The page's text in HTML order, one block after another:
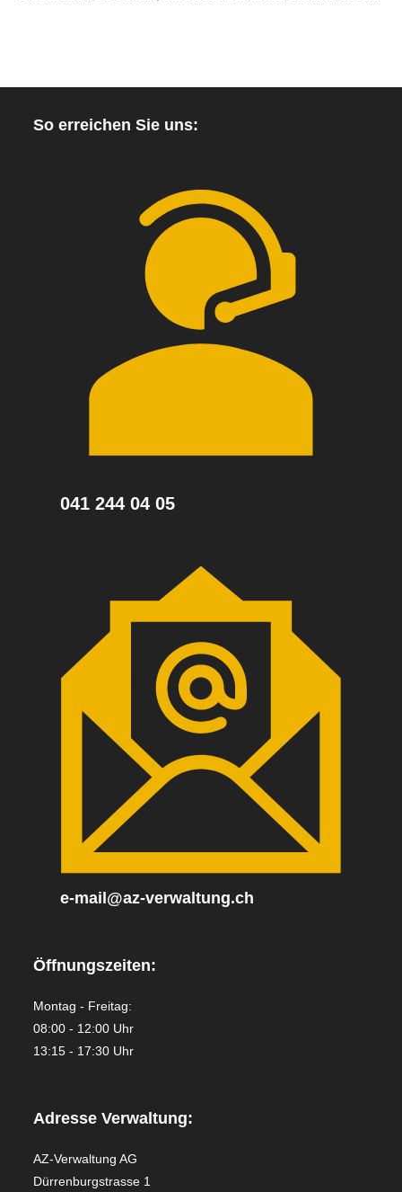
So erreichen Sie uns:
041 244 04 05
e-mail@az-verwaltung.ch
Öffnungszeiten:
Montag - Freitag:
08:00 - 12:00 Uhr
13:15 - 17:30 Uhr
Adresse Verwaltung:
AZ-Verwaltung AG
Dürrenburgstrasse 1